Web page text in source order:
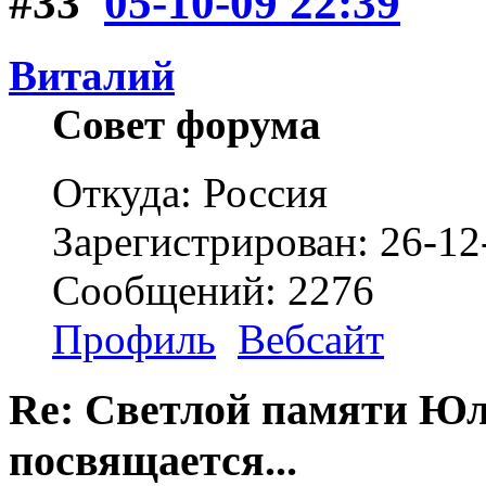
Виталий
Совет форума
Откуда: Россия
Зарегистрирован: 26-
Сообщений: 2276
Профиль Вебсайт
Re: Светлой памяти
посвящается...